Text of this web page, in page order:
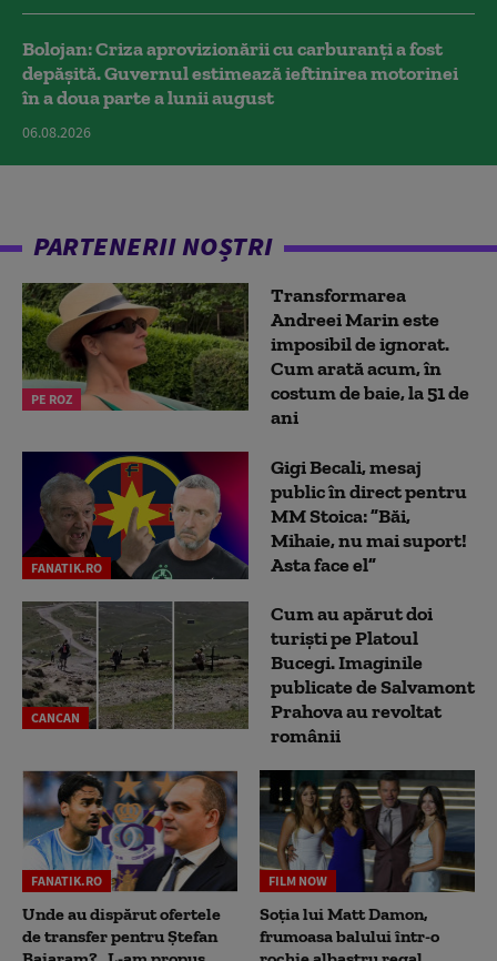
Bolojan: Criza aprovizionării cu carburanți a fost
depășită. Guvernul estimează ieftinirea motorinei
în a doua parte a lunii august
06.08.2026
PARTENERII NOȘTRI
PE ROZ
Transformarea
Andreei Marin este
imposibil de ignorat.
Cum arată acum, în
costum de baie, la 51 de
ani
FANATIK.RO
Gigi Becali, mesaj
public în direct pentru
MM Stoica: ”Băi,
Mihaie, nu mai suport!
Asta face el”
CANCAN
Cum au apărut doi
turiști pe Platoul
Bucegi. Imaginile
publicate de Salvamont
Prahova au revoltat
românii
FANATIK.RO
Unde au dispărut ofertele
de transfer pentru Ștefan
FILM NOW
Soția lui Matt Damon,
frumoasa balului într-o